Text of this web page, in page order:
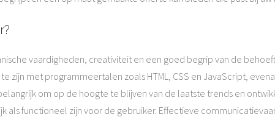
vaardigheden, creativiteit en een goed begrip van de
zijn met programmeertalen zoals HTML, CSS en JavaScript,
om op de hoogte te blijven van de laatste trends en
als functioneel zijn voor de gebruiker. Effectieve